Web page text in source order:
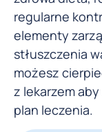
regularne
elementy
stłuszczenia
możesz
z lekarzem
plan leczenia.